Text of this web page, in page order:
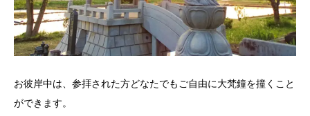
お彼岸中は、参拝された方どなたでもご自由に大梵鐘を撞くこと
ができます。